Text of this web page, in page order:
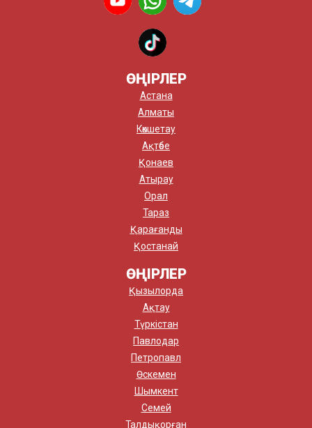
ӨҢІРЛЕР
Астана
Алматы
Көкшетау
Ақтөбе
Қонаев
Атырау
Орал
Тараз
Қарағанды
Қостанай
ӨҢІРЛЕР
Қызылорда
Ақтау
Түркістан
Павлодар
Петропавл
Өскемен
Шымкент
Семей
Талдықорған